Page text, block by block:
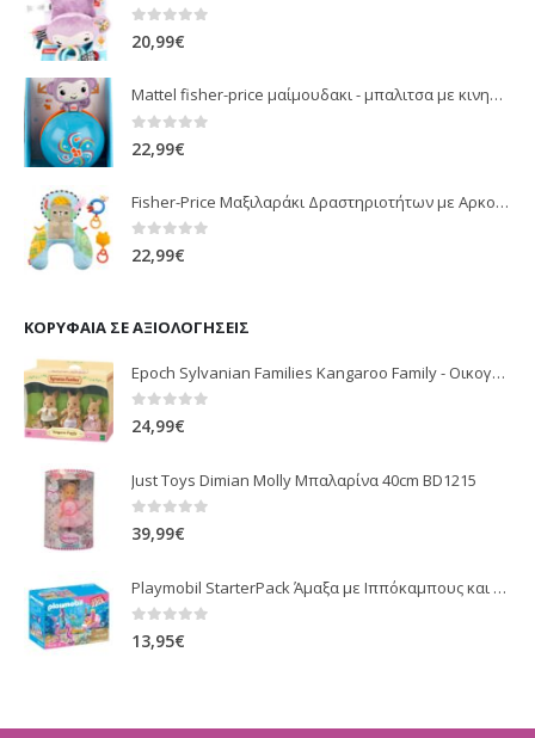
0 out of 5
20,99€
Mattel fisher-price μαίμουδακι - μπαλιτσα με κινηση JLB95
22,99€
Fisher-Price Μαξιλαράκι Δραστηριοτήτων με Αρκουδάκι (JHB44)
0 out of 5
22,99€
ΚΟΡΥΦΑΊΑ ΣΕ ΑΞΙΟΛΟΓΉΣΕΙΣ
Epoch Sylvanian Families Kangaroo Family - Οικογένεια Καγκουρό 5272
0 out of 5
24,99€
Just Toys Dimian Molly Μπαλαρίνα 40cm BD1215
0 out of 5
39,99€
Playmobil StarterPack Άμαξα με Ιππόκαμπους και Γοργόνες 70033
0 out of 5
13,95€